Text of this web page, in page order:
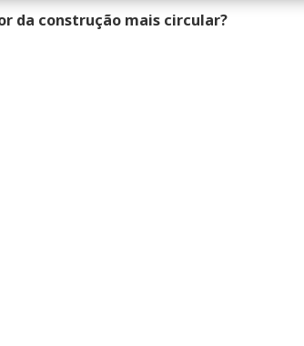
da construção mais circular?